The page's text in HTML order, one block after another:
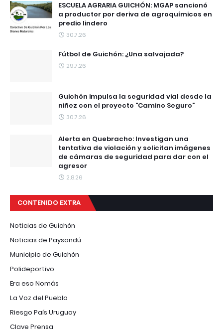
ESCUELA AGRARIA GUICHÓN: MGAP sancionó
a productor por deriva de agroquímicos en
predio lindero
30.7.26
Fútbol de Guichón: ¿Una salvajada?
29.7.26
Guichón impulsa la seguridad vial desde la
niñez con el proyecto "Camino Seguro"
30.7.26
Alerta en Quebracho: Investigan una
tentativa de violación y solicitan imágenes
de cámaras de seguridad para dar con el
agresor
2.8.26
CONTENIDO EXTRA
Noticias de Guichón
Noticias de Paysandú
Municipio de Guichón
Polideportivo
Era eso Nomás
La Voz del Pueblo
Riesgo País Uruguay
Clave Prensa